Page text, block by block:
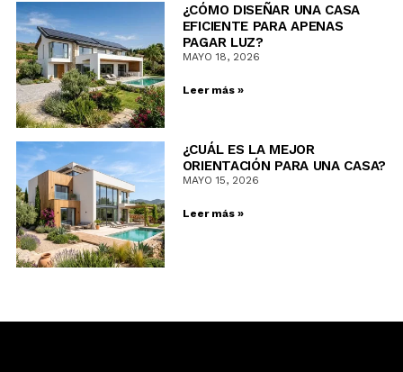
¿CÓMO DISEÑAR UNA CASA
EFICIENTE PARA APENAS
PAGAR LUZ?
MAYO 18, 2026
Leer más »
¿CUÁL ES LA MEJOR
ORIENTACIÓN PARA UNA CASA?
MAYO 15, 2026
Leer más »